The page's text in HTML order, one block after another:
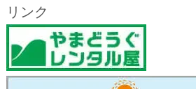
リンク